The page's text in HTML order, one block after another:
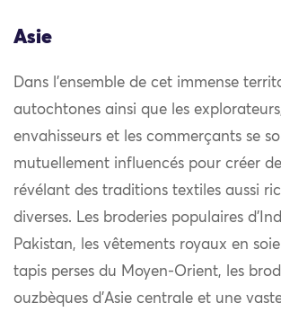
Asie
Dans l’ensemble de cet immense
autochtones ainsi que les
envahisseurs et les commerçants se
mutuellement influencés pour créer
révélant des traditions textiles aussi
diverses. Les broderies populaires
Pakistan, les vêtements royaux en
tapis perses du Moyen-Orient, les
ouzbèques d’Asie centrale et une